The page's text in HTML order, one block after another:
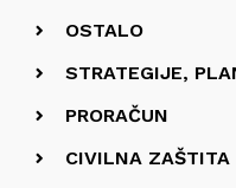
OSTALO
STRATEGIJE,
PRORAČUN
CIVILNA ZAŠTITA